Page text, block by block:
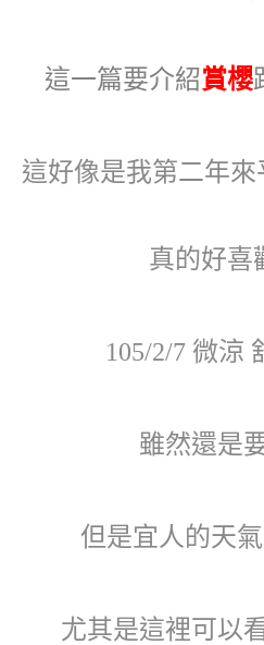
這一篇要介紹賞櫻
這好像是我第二年
真的好喜
105/2/7 微涼
雖然還是
但是宜人的天
尤其是這裡可以